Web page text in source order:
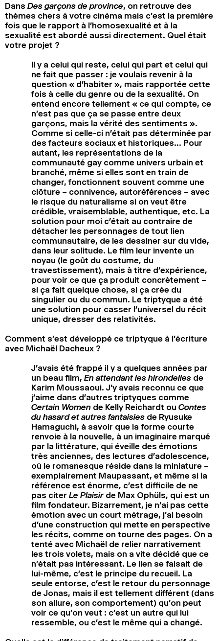
Dans Des garçons de province, on retrouve des
thèmes chers à votre cinéma mais c’est la première
fois que le rapport à l’homosexualité et à la
sexualité est abordé aussi directement. Quel était
votre projet ?
Il y a celui qui reste, celui qui part et celui qui
ne fait que passer : je voulais revenir à la
question « d’habiter », mais rapportée cette
fois à celle du genre ou de la sexualité. On
entend encore tellement « ce qui compte, ce
n’est pas que ça se passe entre deux
garçons, mais la vérité des sentiments ».
Comme si celle-ci n’était pas déterminée par
des facteurs sociaux et historiques… Pour
autant, les représentations de la
communauté gay comme univers urbain et
branché, même si elles sont en train de
changer, fonctionnent souvent comme une
clôture – connivence, autoréférences – avec
le risque du naturalisme si on veut être
crédible, vraisemblable, authentique, etc. La
solution pour moi c’était au contraire de
détacher les personnages de tout lien
communautaire, de les dessiner sur du vide,
dans leur solitude. Le film leur invente un
noyau (le goût du costume, du
travestissement), mais à titre d’expérience,
pour voir ce que ça produit concrètement –
si ça fait quelque chose, si ça crée du
singulier ou du commun. Le triptyque a été
une solution pour casser l’universel du récit
unique, dresser des relativités.
Comment s’est développé ce triptyque à l’écriture
avec Michaël Dacheux ?
J’avais été frappé il y a quelques années par
un beau film, En attendant les hirondelles de
Karim Moussaoui. J’y avais reconnu ce que
j’aime dans d’autres triptyques comme
Certain Women de Kelly Reichardt ou Contes
du hasard et autres fantaisies de Ryusuke
Hamaguchi, à savoir que la forme courte
renvoie à la nouvelle, à un imaginaire marqué
par la littérature, qui éveille des émotions
très anciennes, des lectures d’adolescence,
où le romanesque réside dans la miniature –
exemplairement Maupassant, et même si la
référence est énorme, c’est difficile de ne
pas citer Le Plaisir de Max Ophüls, qui est un
film fondateur. Bizarrement, je n’ai pas cette
émotion avec un court métrage, j’ai besoin
d’une construction qui mette en perspective
les récits, comme on tourne des pages. On a
tenté avec Michaël de relier narrativement
les trois volets, mais on a vite décidé que ce
n’était pas intéressant. Le lien se faisait de
lui-même, c’est le principe du recueil. La
seule entorse, c’est le retour du personnage
de Jonas, mais il est tellement différent (dans
son allure, son comportement) qu’on peut
voir ce qu’on veut : c’est un autre qui lui
ressemble, ou c’est le même qui a changé.